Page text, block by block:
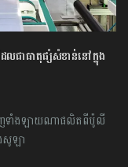
ជាធាតុផ្សំសំខាន់នៅក្នុង
និញទាំងឡាយណាផលិតពីប៉ូលី
សូឡា